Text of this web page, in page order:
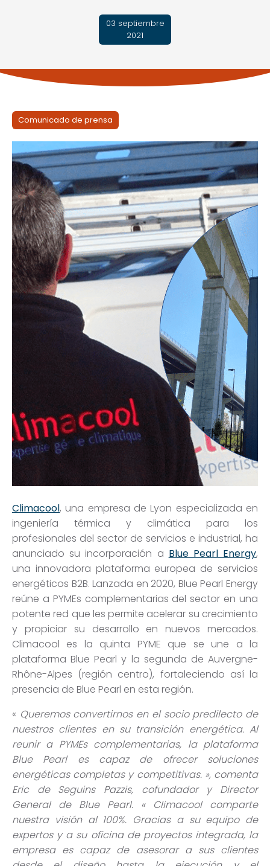
03 septiembre
2021
Comunicado de prensa
Climacool, una empresa de Lyon especializada en
ingeniería térmica y climática para los
profesionales del sector de servicios e industrial, ha
anunciado su incorporación a Blue Pearl Energy,
una innovadora plataforma europea de servicios
energéticos B2B. Lanzada en 2020, Blue Pearl Energy
reúne a PYMEs complementarias del sector en una
potente red que les permite acelerar su crecimiento
y propiciar su desarrollo en nuevos mercados.
Climacool es la quinta PYME que se une a la
plataforma Blue Pearl y la segunda de Auvergne-
Rhône-Alpes (región centro), fortaleciendo así la
presencia de Blue Pearl en esta región.
« Queremos convertirnos en el socio predilecto de
nuestros clientes en su transición energética. Al
reunir a PYMEs complementarias, la plataforma
Blue Pearl es capaz de ofrecer soluciones
energéticas completas y competitivas. », comenta
Eric de Seguins Pazzis, cofundador y Director
General de Blue Pearl. « Climacool comparte
nuestra visión al 100%. Gracias a su equipo de
expertos y a su oficina de proyectos integrada, la
empresa es capaz de asesorar a sus clientes